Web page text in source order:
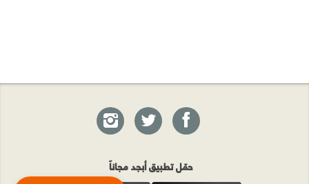
حمّل تطبيق أبجد مجاناً